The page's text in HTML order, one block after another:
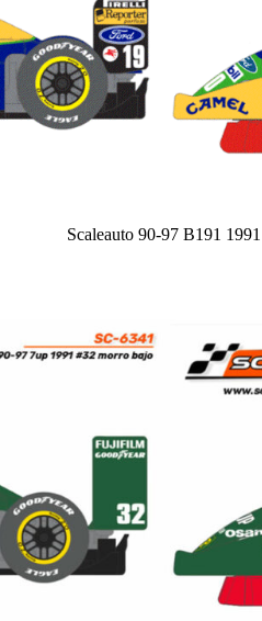
Scaleauto 90-97 B191 1991